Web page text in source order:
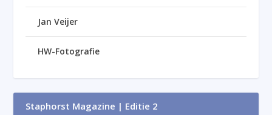
Jan Veijer
HW-Fotografie
Staphorst Magazine | Editie 2